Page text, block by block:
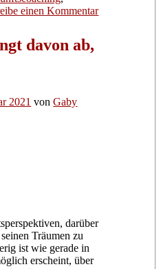
einen Kommentar
davon ab,
2021 vonGaby
darüber
Träumen zu
ist wie gerade in
erscheint, über